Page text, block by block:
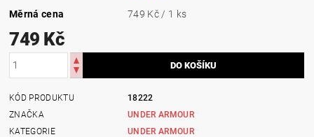
Měrná cena
749 Kč / 1 ks
749 Kč
KÓD PRODUKTU
18222
ZNAČKA
UNDER ARMOUR
KATEGORIE
UNDER ARMOUR